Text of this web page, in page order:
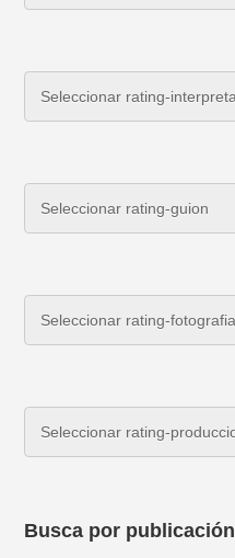
Busca por publicación